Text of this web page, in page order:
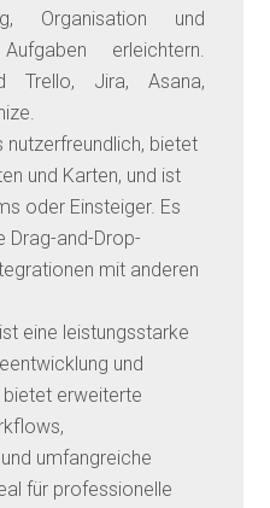
Organisation und
erleichtern.
Trello, Jira, Asana,
bietet
und Karten, und ist
oder Einsteiger. Es
Drag-and-Drop-
mit anderen
eine leistungsstarke
und
erweiterte
umfangreiche
für professionelle